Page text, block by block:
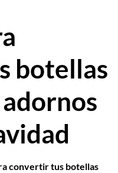
botellas
convertir tus botellas